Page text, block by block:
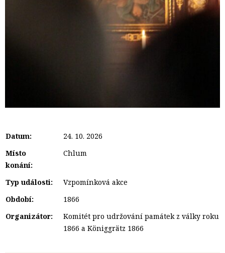
Datum:
24. 10. 2026
Místo
konání:
Chlum
Typ události:
Vzpomínková akce
Období:
1866
Organizátor:
Komitét pro udržování památek z války roku
1866 a Königgrätz 1866